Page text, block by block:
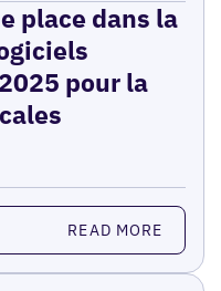
place dans la
pour la
READ MORE